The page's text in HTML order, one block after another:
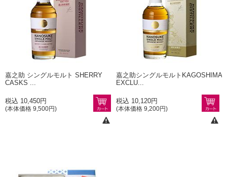
嘉之助 シングルモルト SHERRY
CASKS ...
税込 10,450円
(本体価格 9,500円)
嘉之助シングルモルトKAGOSHIMA
EXCLU...
税込 10,120円
(本体価格 9,200円)